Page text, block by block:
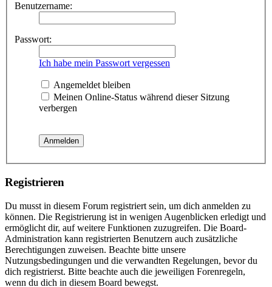
Benutzername:
Passwort:
Ich habe mein Passwort vergessen
Angemeldet bleiben
Meinen Online-Status während dieser Sitzung
verbergen
Registrieren
Du musst in diesem Forum registriert sein, um dich anmelden zu
können. Die Registrierung ist in wenigen Augenblicken erledigt und
ermöglicht dir, auf weitere Funktionen zuzugreifen. Die Board-
Administration kann registrierten Benutzern auch zusätzliche
Berechtigungen zuweisen. Beachte bitte unsere
Nutzungsbedingungen und die verwandten Regelungen, bevor du
dich registrierst. Bitte beachte auch die jeweiligen Forenregeln,
wenn du dich in diesem Board bewegst.